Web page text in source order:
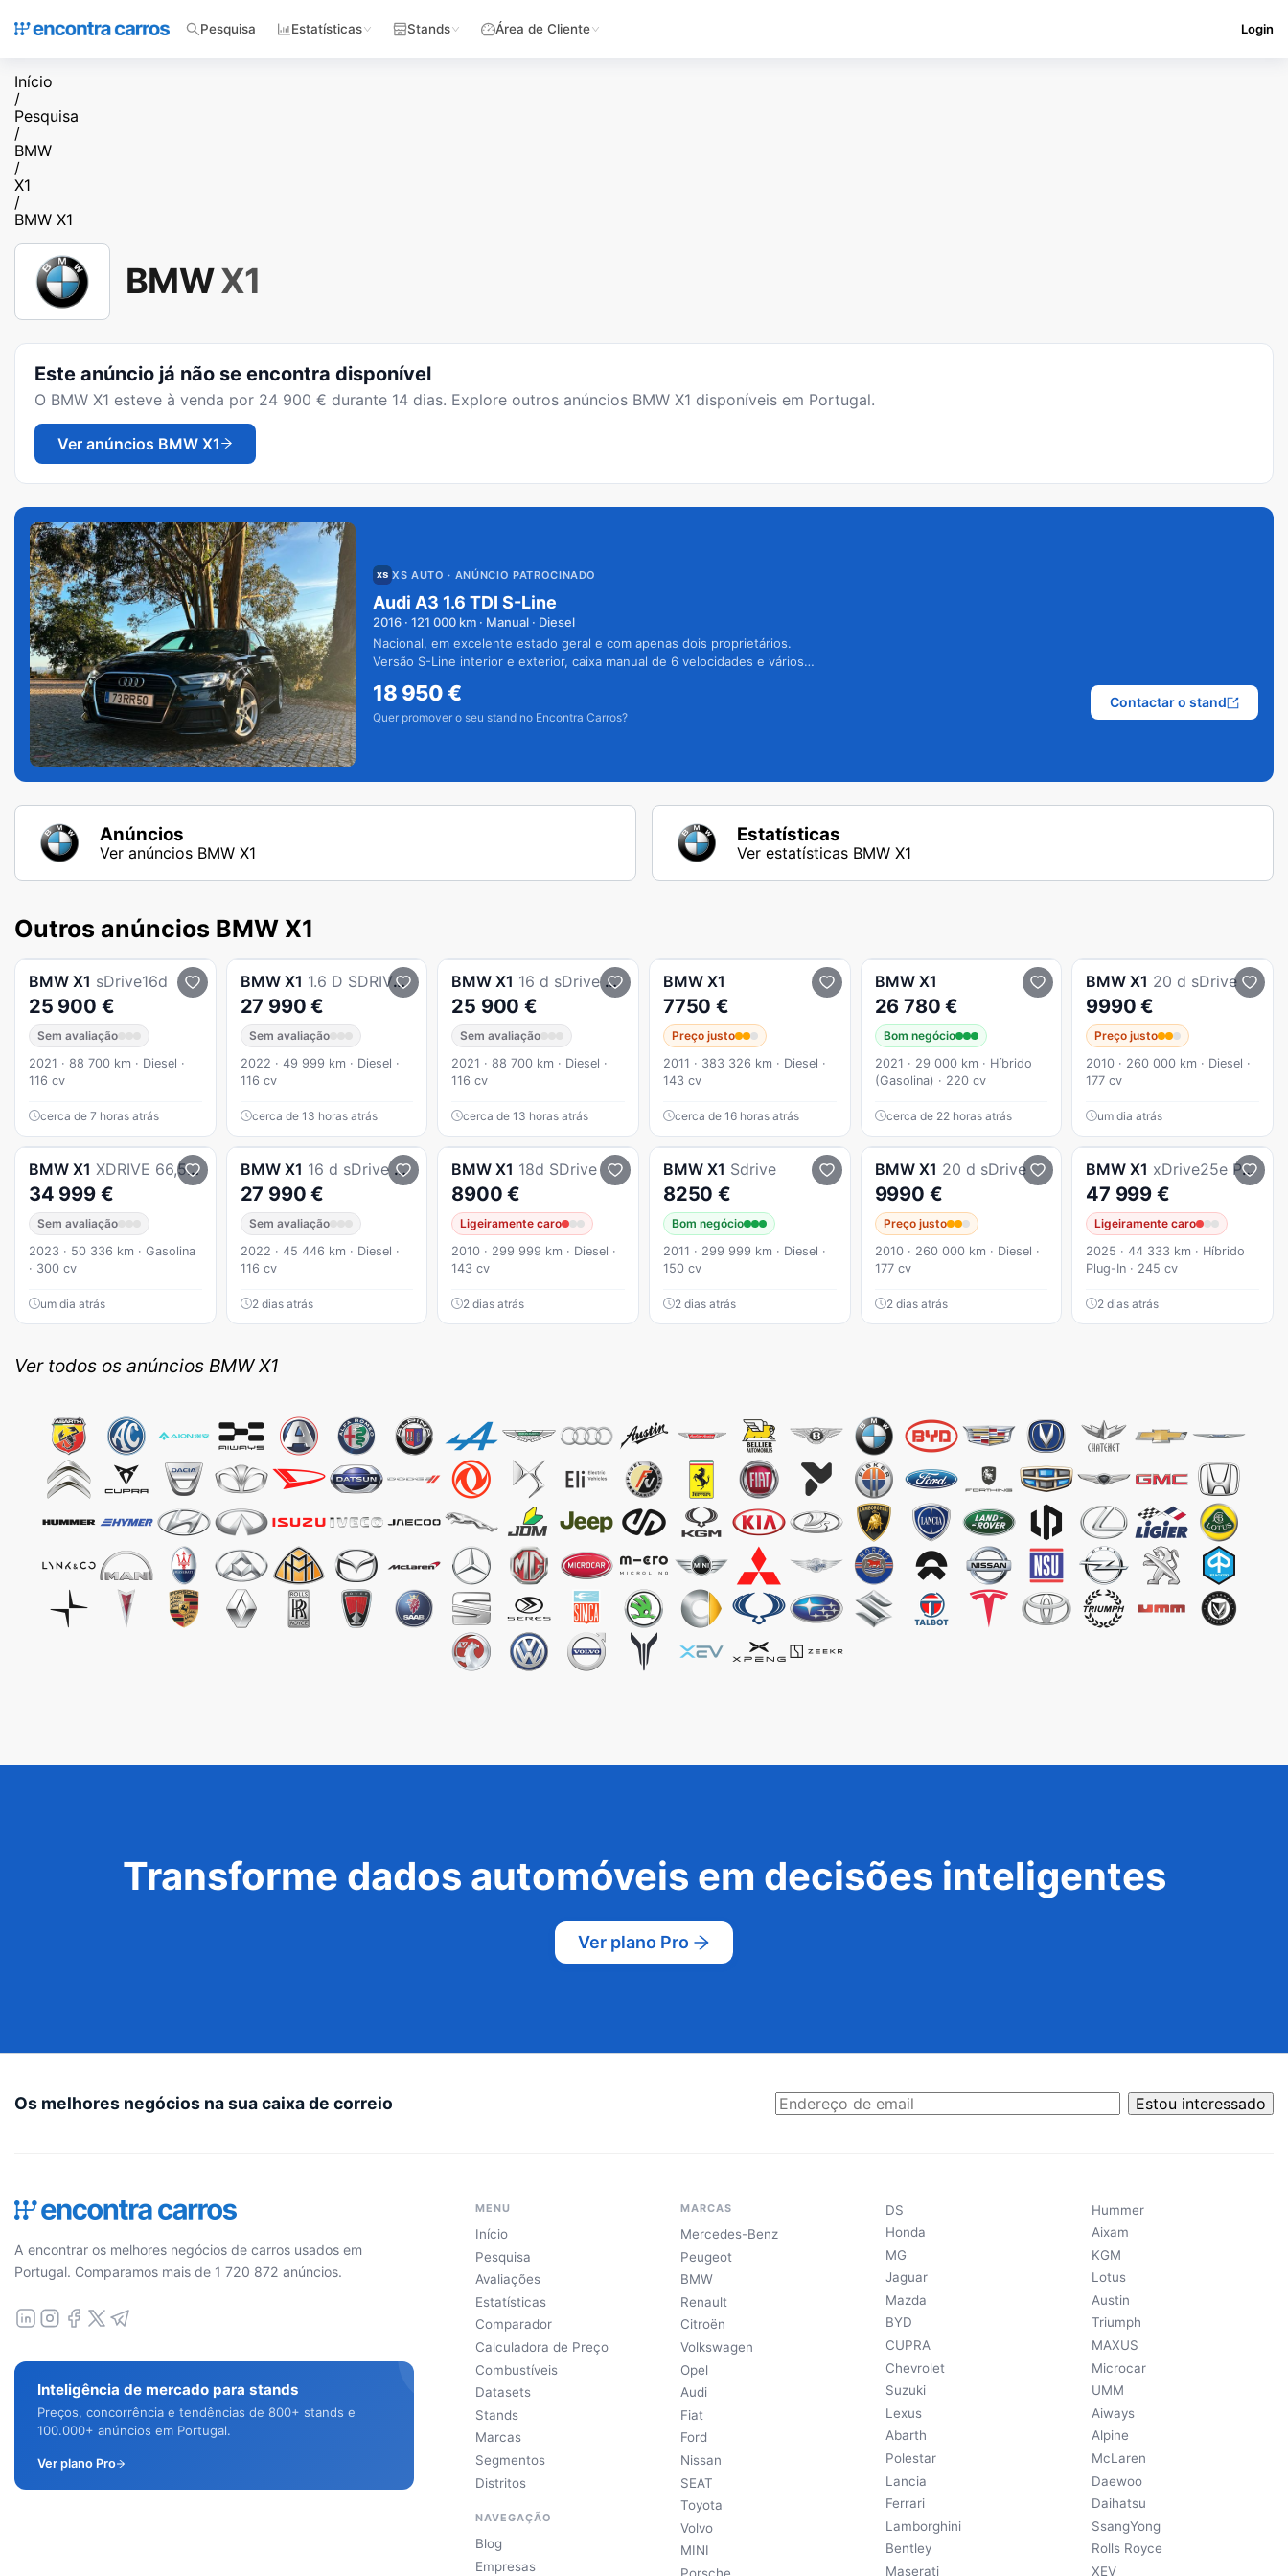
Pesquisa Estatísticas Stands Área de Cliente Login
Início
/
Pesquisa
/
BMW
/
X1
/
BMW X1
BMWX1
Este anúncio já não se encontra disponível
O BMW X1 esteve à venda por 24 900 € durante 14 dias. Explore outros anúncios BMW X1 disponíveis em Portugal.
Ver anúncios BMW X1
XS AUTO · ANÚNCIO PATROCINADO
Audi A3 1.6 TDI S-Line
2016 · 121 000 km · Manual · Diesel
Nacional, em excelente estado geral e com apenas dois proprietários.
Versão S-Line interior e exterior, caixa manual de 6 velocidades e vários
18 950€
Quer promover o seu stand no Encontra Carros?
Contactar o stand
Anúncios
Ver anúncios BMW X1
Estatísticas
Ver estatísticas BMW X1
Outros anúncios BMW X1
BMW X1 sDrive16d
25 900 €
Sem avaliação
2021 · 88 700 km · Diesel ·
116 cv
cerca de 7 horas atrás
BMW X1 1.6 D SDRIVE ADVANTAGE - NACIONAL - 45446 KM
27 990 €
Sem avaliação
2022 · 49 999 km · Diesel ·
116 cv
cerca de 13 horas atrás
BMW X1 16 d sDrive Advantage Auto
25 900 €
Sem avaliação
2021 · 88 700 km · Diesel ·
116 cv
cerca de 13 horas atrás
BMW X1
7750 €
Preço justo
2011 · 383 326 km · Diesel ·
143 cv
cerca de 16 horas atrás
BMW X1
26 780 €
Bom negócio
2021 · 29 000 km · Híbrido
(Gasolina) · 220 cv
cerca de 22 horas atrás
BMW X1 20 d sDrive
9990 €
Preço justo
2010 · 260 000 km · Diesel ·
177 cv
um dia atrás
BMW X1 XDRIVE 66,5KwH (AUTO)
34 999 €
Sem avaliação
2023 · 50 336 km · Gasolina
· 300 cv
um dia atrás
BMW X1 16 d sDrive Advantage
27 990 €
Sem avaliação
2022 · 45 446 km · Diesel ·
116 cv
2 dias atrás
BMW X1 18d SDrive
8900 €
Ligeiramente caro
2010 · 299 999 km · Diesel ·
143 cv
2 dias atrás
BMW X1 Sdrive
8250 €
Bom negócio
2011 · 299 999 km · Diesel ·
150 cv
2 dias atrás
BMW X1 20 d sDrive
9990 €
Preço justo
2010 · 260 000 km · Diesel ·
177 cv
2 dias atrás
BMW X1 xDrive25e Pack Desportivo M
47 999 €
Ligeiramente caro
2025 · 44 333 km · Híbrido
Plug-In · 245 cv
2 dias atrás
Ver todos os anúncios BMW X1
Transforme dados automóveis em decisões inteligentes
Ver plano Pro
Os melhores negócios na sua caixa de correio Estou interessado
A encontrar os melhores negócios de carros usados em
Portugal. Comparamos mais de 1 720 872 anúncios.
Inteligência de mercado para stands
Preços, concorrência e tendências de 800+ stands e
100.000+ anúncios em Portugal.
Ver plano Pro
MENU
Início
Pesquisa
Avaliações
Estatísticas
Comparador
Calculadora de Preço
Combustíveis
Datasets
Stands
Marcas
Segmentos
Distritos
NAVEGAÇÃO
Blog
Empresas
MARCAS
Mercedes-Benz
Peugeot
BMW
Renault
Citroën
Volkswagen
Opel
Audi
Fiat
Ford
Nissan
SEAT
Toyota
Volvo
MINI
DS
Honda
MG
Jaguar
Mazda
BYD
CUPRA
Chevrolet
Suzuki
Lexus
Abarth
Polestar
Lancia
Ferrari
Lamborghini
Bentley
Maserati
Hummer
Aixam
KGM
Lotus
Austin
Triumph
MAXUS
Microcar
UMM
Aiways
Alpine
McLaren
Daewoo
Daihatsu
SsangYong
Rolls Royce
XEV